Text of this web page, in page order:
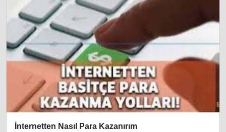
İnternetten Nasıl Para Kazanırım